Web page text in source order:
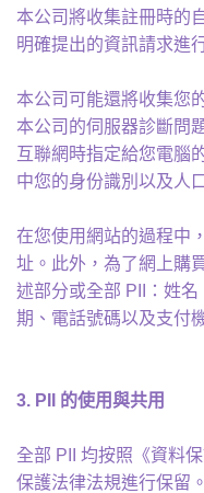
本公司將收集註冊時的
明確提出的資訊請求進
本公司可能還將收集您
本公司的伺服器診斷問
互聯網時指定給您電腦
中您的身份識別以及人
在您使用網站的過程中
址。此外，為了網上購
述部分或全部 PII：姓
期、電話號碼以及支付
3. PII 的使用與共用
全部 PII 均按照《資料
保護法律法規進行保留。